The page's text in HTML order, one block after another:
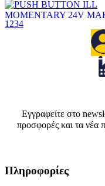
PUSH BUTTON
ILL
24V ΜΑΚΡΟΣ.
ΜΠΛΕ
Κωδικός είδους:I49RT-
1 234
Εγγραφείτε στο
προσφορές και τα νέα
Πληροφορίες